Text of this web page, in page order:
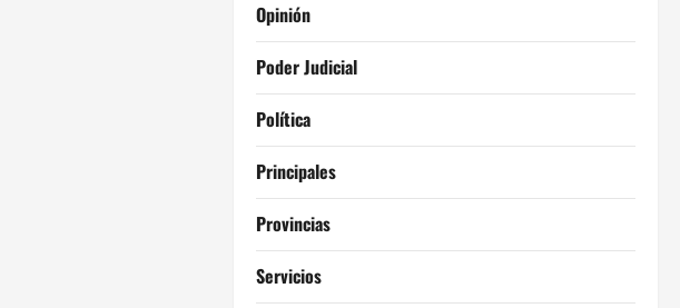
Opinión
Poder Judicial
Política
Principales
Provincias
Servicios